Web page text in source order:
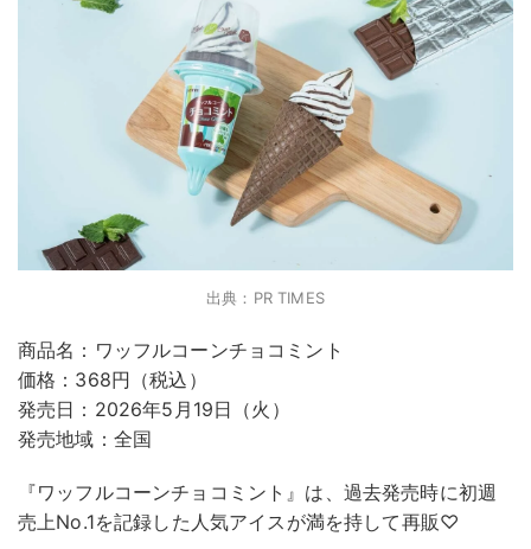
出典：PR TIMES
商品名：ワッフルコーンチョコミント
価格：368円（税込）
発売日：2026年5月19日（火）
発売地域：全国
『ワッフルコーンチョコミント』は、過去発売時に初週
売上No.1を記録した人気アイスが満を持して再販♡